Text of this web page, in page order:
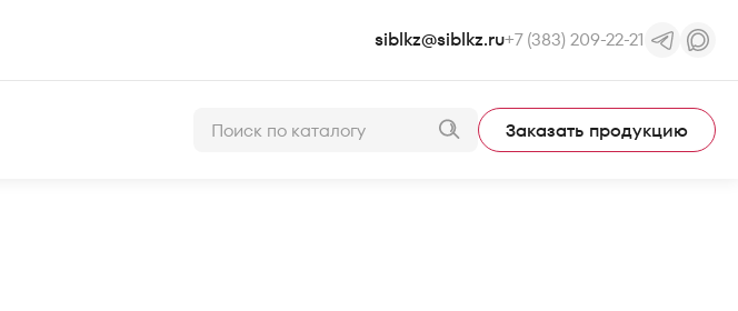
siblkz@siblkz.ru+7 (383) 209-22-21
Заказать продукцию